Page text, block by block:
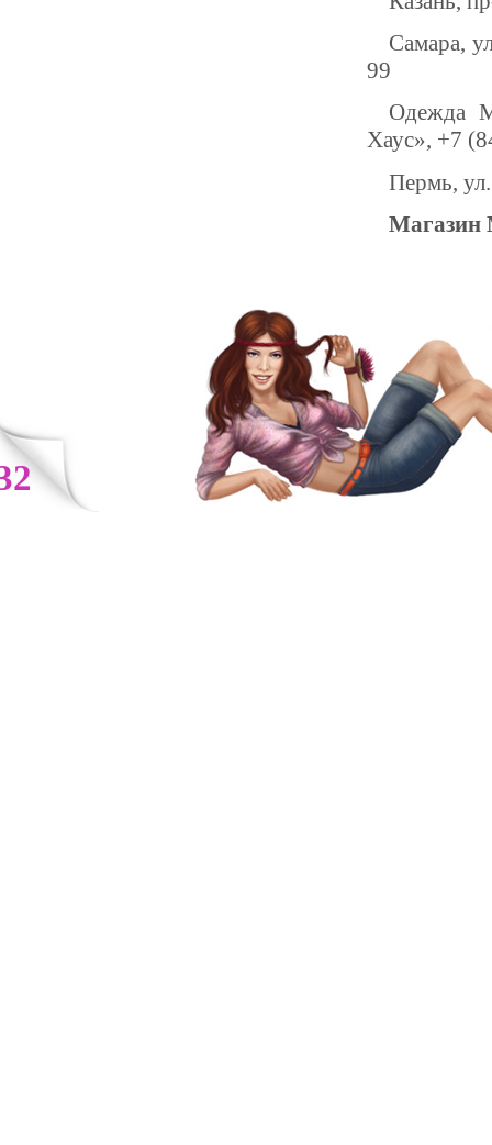
Самара,
99
Одежда
Хаус», +7
Пермь,
Магазин